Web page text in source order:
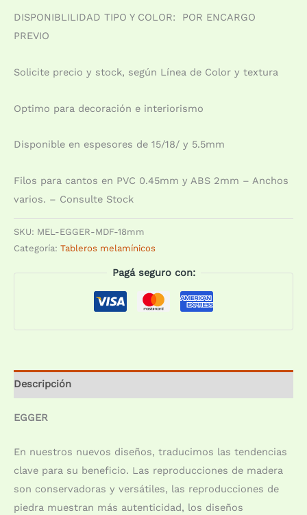
DISPONIBLILIDAD TIPO Y COLOR: POR ENCARGO
PREVIO
Solicite precio y stock, según Línea de Color y textura
Optimo para decoración e interiorismo
Disponible en espesores de 15/18/ y 5.5mm
Filos para cantos en PVC 0.45mm y ABS 2mm – Anchos
varios. – Consulte Stock
SKU: MEL-EGGER-MDF-18mm
Categoría: Tableros melamínicos
Pagá seguro con:
Descripción
EGGER
En nuestros nuevos diseños, traducimos las tendencias
clave para su beneficio. Las reproducciones de madera
son conservadoras y versátiles, las reproducciones de
piedra muestran más autenticidad, los diseños